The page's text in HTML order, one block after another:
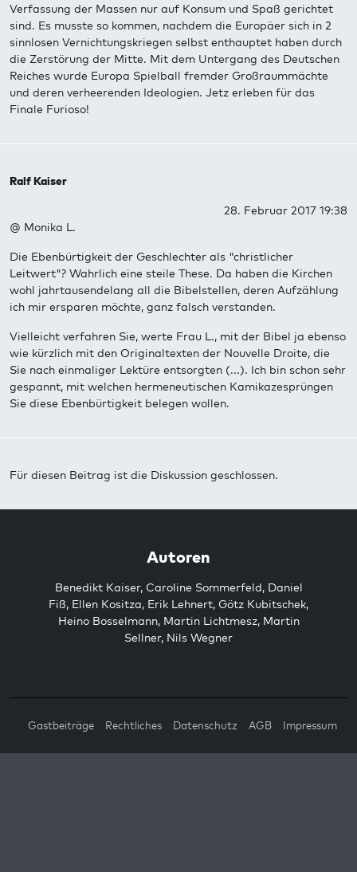
Verfassung der Massen nur auf Konsum und Spaß gerichtet
sind. Es musste so kommen, nachdem die Europäer sich in 2
sinnlosen Vernichtungskriegen selbst enthauptet haben durch
die Zerstörung der Mitte. Mit dem Untergang des Deutschen
Reiches wurde Europa Spielball fremder Großraummächte
und deren verheerenden Ideologien. Jetz erleben für das
Finale Furioso!
Ralf Kaiser
28. Februar 2017 19:38
@ Monika L.
Die Ebenbürtigkeit der Geschlechter als "christlicher
Leitwert"? Wahrlich eine steile These. Da haben die Kirchen
wohl jahrtausendelang all die Bibelstellen, deren Aufzählung
ich mir ersparen möchte, ganz falsch verstanden.
Vielleicht verfahren Sie, werte Frau L., mit der Bibel ja ebenso
wie kürzlich mit den Originaltexten der Nouvelle Droite, die
Sie nach einmaliger Lektüre entsorgten (...). Ich bin schon sehr
gespannt, mit welchen hermeneutischen Kamikazesprüngen
Sie diese Ebenbürtigkeit belegen wollen.
Für diesen Beitrag ist die Diskussion geschlossen.
Autoren
Benedikt Kaiser, Caroline Sommerfeld, Daniel
Fiß, Ellen Kositza, Erik Lehnert, Götz Kubitschek,
Heino Bosselmann, Martin Lichtmesz, Martin
Sellner, Nils Wegner
Gastbeiträge Rechtliches Datenschutz AGB Impressum